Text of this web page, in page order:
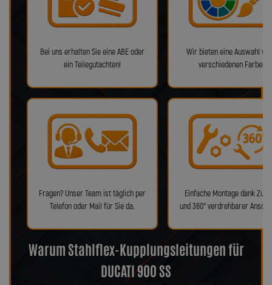
Bei uns erhalten Sie eine ABE oder
ein Teilegutachten!
Wir bieten eine Auswahl
verschiedenen Farben!
Fragen? Unser Team ist täglich per
Telefon oder Mail für Sie da.
Einfache Montage dank
und 360° verdrehbarer
Warum Stahlflex-Kupplungsleitungen für
DUCATI 900 SS